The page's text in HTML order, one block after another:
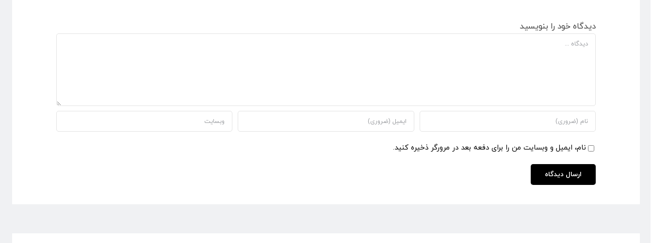
دیدگاه خود را بنویسید
دیدگاه
نام، ایمیل و وبسایت من را برای دفعه بعد در مرورگر ذخیره کنید.